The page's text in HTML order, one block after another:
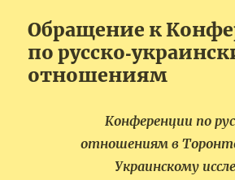
Обращение к
по
отношениям
Конференции по
отношениям в
Украинскому